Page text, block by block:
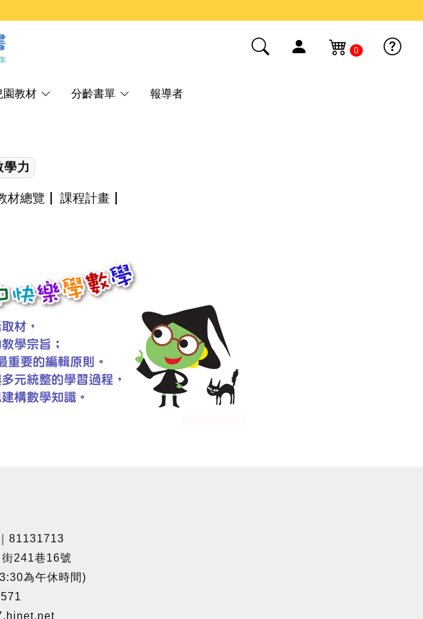
0
園教材 分齡書單 報導者
力
材總覽 課程計畫
81131713
241巷16號
為午休時間)